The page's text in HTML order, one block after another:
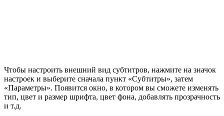
Чтобы настроить внешний вид субтитров, нажмите на значок
настроек и выберите сначала пункт «Субтитры», затем
«Параметры». Появится окно, в котором вы сможете изменять
тип, цвет и размер шрифта, цвет фона, добавлять прозрачность
и т.д.